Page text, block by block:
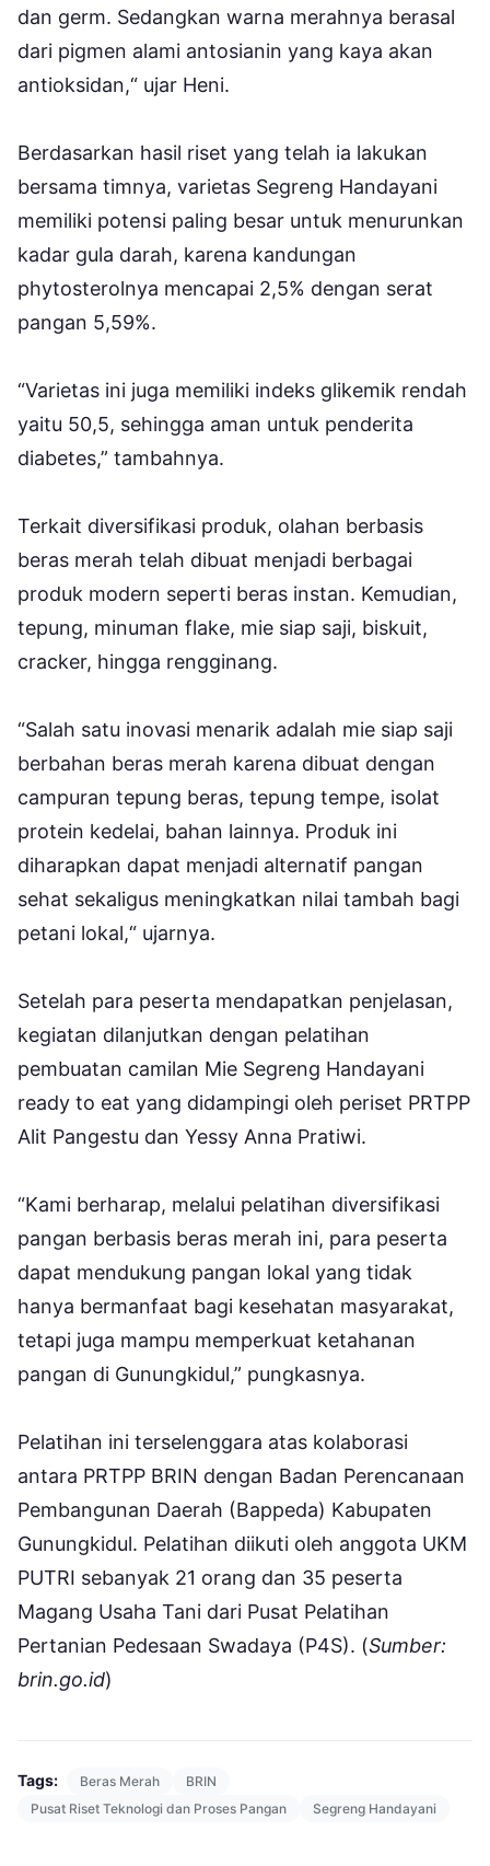
dan germ. Sedangkan warna merahnya berasal
dari pigmen alami antosianin yang kaya akan
antioksidan,“ ujar Heni.
Berdasarkan hasil riset yang telah ia lakukan
bersama timnya, varietas Segreng Handayani
memiliki potensi paling besar untuk menurunkan
kadar gula darah, karena kandungan
phytosterolnya mencapai 2,5% dengan serat
pangan 5,59%.
“Varietas ini juga memiliki indeks glikemik rendah
yaitu 50,5, sehingga aman untuk penderita
diabetes,” tambahnya.
Terkait diversifikasi produk, olahan berbasis
beras merah telah dibuat menjadi berbagai
produk modern seperti beras instan. Kemudian,
tepung, minuman flake, mie siap saji, biskuit,
cracker, hingga rengginang.
“Salah satu inovasi menarik adalah mie siap saji
berbahan beras merah karena dibuat dengan
campuran tepung beras, tepung tempe, isolat
protein kedelai, bahan lainnya. Produk ini
diharapkan dapat menjadi alternatif pangan
sehat sekaligus meningkatkan nilai tambah bagi
petani lokal,“ ujarnya.
Setelah para peserta mendapatkan penjelasan,
kegiatan dilanjutkan dengan pelatihan
pembuatan camilan Mie Segreng Handayani
ready to eat yang didampingi oleh periset PRTPP
Alit Pangestu dan Yessy Anna Pratiwi.
“Kami berharap, melalui pelatihan diversifikasi
pangan berbasis beras merah ini, para peserta
dapat mendukung pangan lokal yang tidak
hanya bermanfaat bagi kesehatan masyarakat,
tetapi juga mampu memperkuat ketahanan
pangan di Gunungkidul,” pungkasnya.
Pelatihan ini terselenggara atas kolaborasi
antara PRTPP BRIN dengan Badan Perencanaan
Pembangunan Daerah (Bappeda) Kabupaten
Gunungkidul. Pelatihan diikuti oleh anggota UKM
PUTRI sebanyak 21 orang dan 35 peserta
Magang Usaha Tani dari Pusat Pelatihan
Pertanian Pedesaan Swadaya (P4S). (Sumber:
brin.go.id)
Tags: Beras Merah
BRIN
Pusat Riset Teknologi dan Proses Pangan
Segreng Handayani